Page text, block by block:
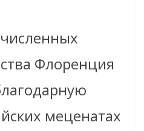
Флоренция
меценатах